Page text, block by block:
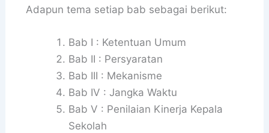
Adapun tema setiap bab sebagai berikut:
Bab I : Ketentuan Umum
Bab II : Persyaratan
Bab III : Mekanisme
Bab IV : Jangka Waktu
Bab V : Penilaian Kinerja Kepala
Sekolah